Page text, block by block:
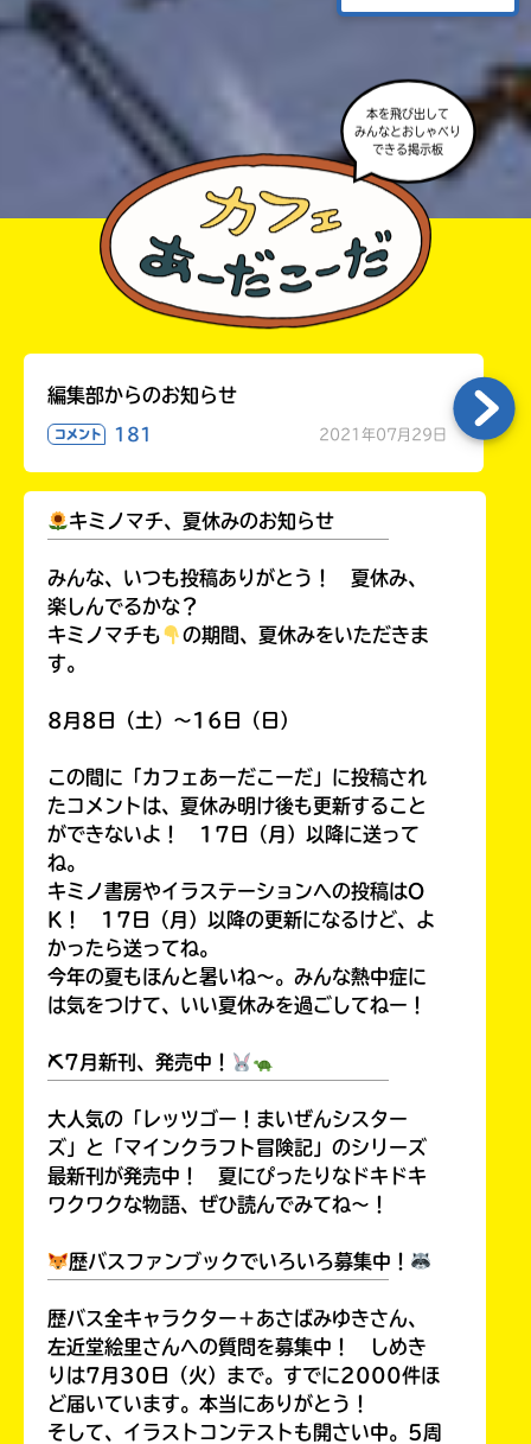
本を飛び出して
みんなとおしゃべり
できる掲示板
編集部からのお知らせ
コメント 181 2021年07月29日
キミノマチ、夏休みのお知らせ
みんな、いつも投稿ありがとう！ 夏休み、
楽しんでるかな？
キミノマチも
の期間、夏休みをいただきま
す。
8月8日（土）～16日（日）
この間に「カフェあーだこーだ」に投稿され
たコメントは、夏休み明け後も更新すること
ができないよ！ 17日（月）以降に送って
ね。
キミノ書房やイラステーションへの投稿はO
K！ 17日（月）以降の更新になるけど、よ
かったら送ってね。
今年の夏もほんと暑いね～。みんな熱中症に
は気をつけて、いい夏休みを過ごしてねー！
⛏7月新刊、発売中！
大人気の「レッツゴー！まいぜんシスター
ズ」と「マインクラフト冒険記」のシリーズ
最新刊が発売中！ 夏にぴったりなドキドキ
ワクワクな物語、ぜひ読んでみてね～！
歴バスファンブックでいろいろ募集中！
歴バス全キャラクター＋あさばみゆきさん、
左近堂絵里さんへの質問を募集中！ しめき
りは7月30日（火）まで。すでに2000件ほ
ど届いています。本当にありがとう！
そして、イラストコンテストも開さい中。5周